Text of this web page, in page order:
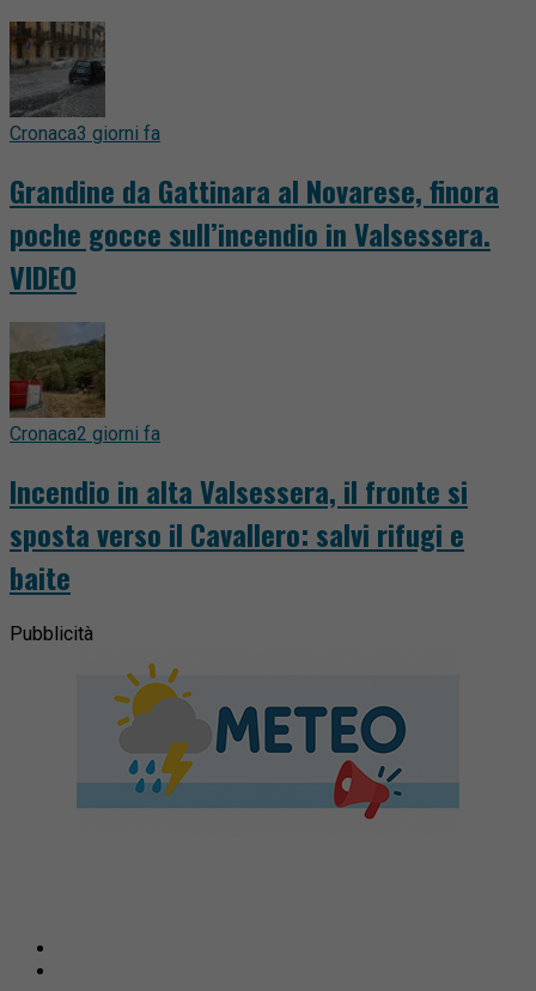
Cronaca3 giorni fa
Grandine da Gattinara al Novarese, finora
poche gocce sull’incendio in Valsessera.
VIDEO
Cronaca2 giorni fa
Incendio in alta Valsessera, il fronte si
sposta verso il Cavallero: salvi rifugi e
baite
Pubblicità